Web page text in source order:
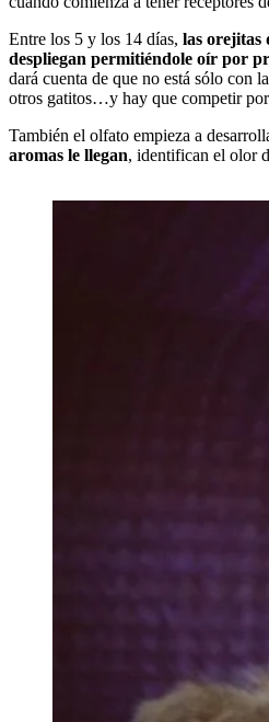
Entre los 5 y los 14 días, las orejitas
despliegan permitiéndole oír por
dará cuenta de que no está sólo con
otros gatitos…y hay que competir
También el olfato empieza a
aromas le llegan, identifican el olor